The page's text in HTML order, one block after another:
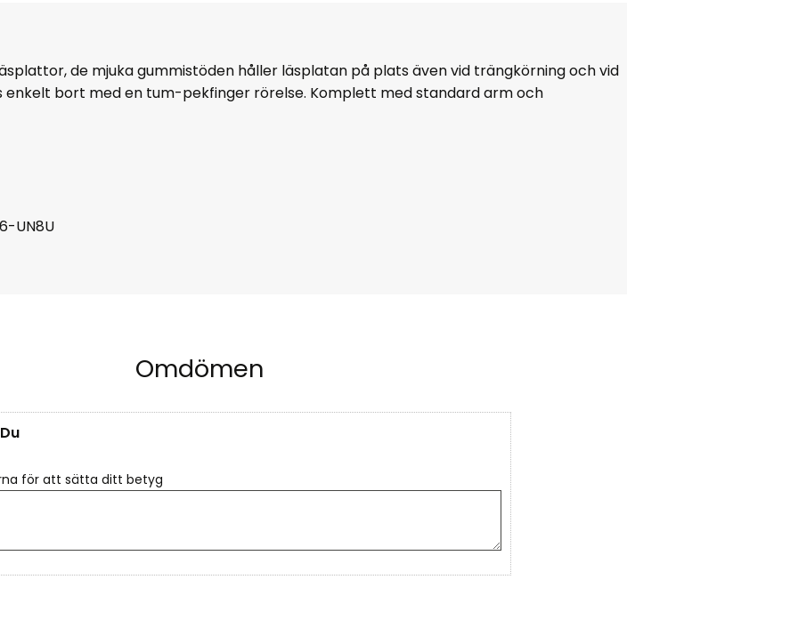
de mjuka gummistöden håller läsplatan på plats även vid trängkörning och vid
enkelt bort med en tum-pekfinger rörelse. Komplett med standard arm och
UN8U
Omdömen
Du
för att sätta ditt betyg